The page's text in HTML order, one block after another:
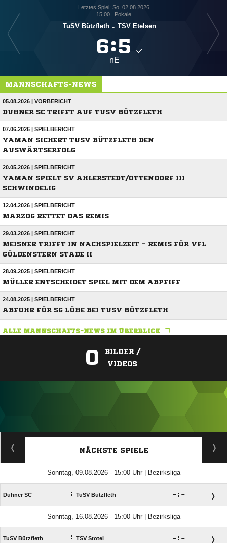
Letztes Spiel: So, 02.08.2026
15:00 | Pokale
TuSV Bützfleth - TSV Etelsen
:
nE
MANNSCHAFTS-NEWS
05.08.2026 | VORBERICHT
DUHNER SC TRIFFT AUF TUSV BÜTZFLETH
07.06.2026 | SPIELBERICHT
YAMAN SICHERT TUSV BÜTZFLETH DEN
AUSWÄRTSERFOLG
20.05.2026 | SPIELBERICHT
YAMAN SPIELT SV AHLERSTEDT/OTTENDORF III
SCHWINDELIG
12.04.2026 | SPIELBERICHT
MARZOG RETTET DAS REMIS
29.03.2026 | SPIELBERICHT
MEISNER TRIFFT IN NACHSPIELZEIT – REMIS FÜR VFL
GÜLDENSTERN STADE II
28.09.2025 | SPIELBERICHT
MÜLLER ENTSCHEIDET SPIEL MIT DEM ABPFIFF
24.08.2025 | SPIELBERICHT
ABFUHR FÜR SG LÜHE BEI TUSV BÜTZFLETH
ALLE MANNSCHAFTS-NEWS IM ÜBERBLICK
0
BILDER /
VIDEOS
ANZEIGE
NÄCHSTE SPIELE
Sonntag, 09.08.2026 - 15:00 Uhr | Bezirksliga
Duhner SC : TuSV Bützfleth : 
Sonntag, 16.08.2026 - 15:00 Uhr | Bezirksliga
TuSV Bützfleth : TSV Stotel : 